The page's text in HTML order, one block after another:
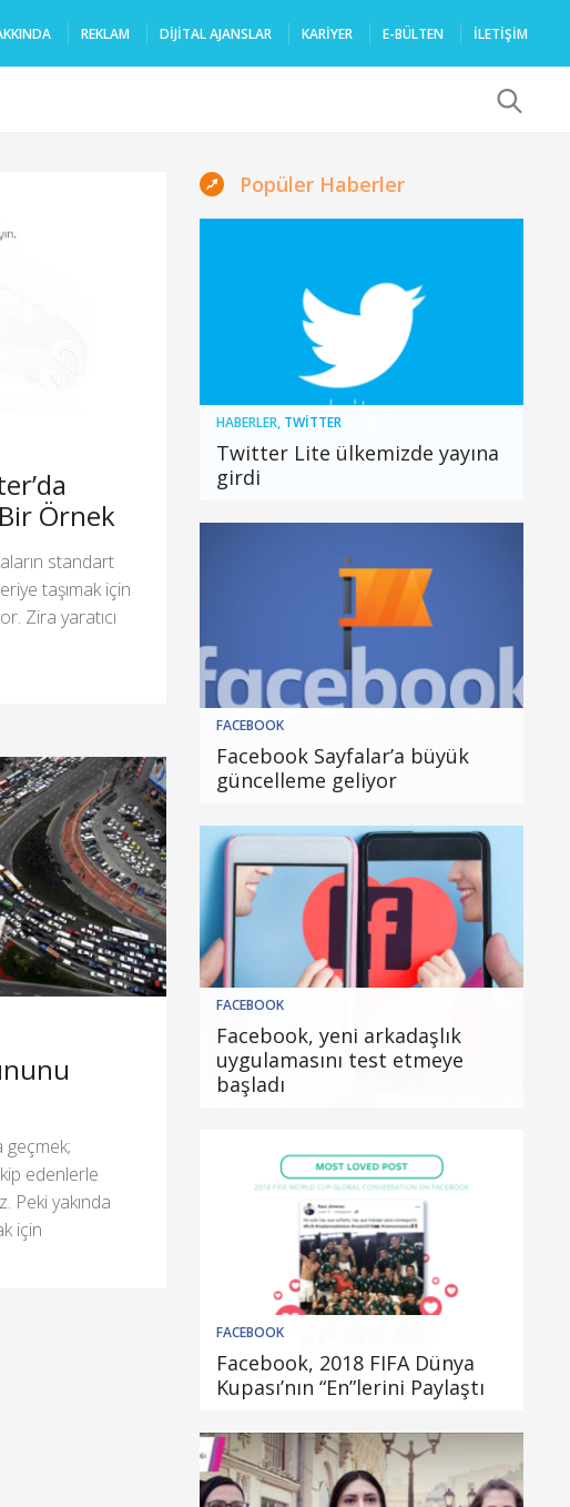
REKLAM DIJITAL AJANSLAR KARIYER E-BÜLTEN İLETİŞİM
Örnek
standart
taşımak için
Zira yaratıcı
geçmek;
edenlerle
Peki yakında
için
Popüler Haberler
HABERLER, TWITTER
Twitter Lite ülkemizde yayına
girdi
FACEBOOK
Facebook Sayfalar’a büyük
güncelleme geliyor
FACEBOOK
Facebook, yeni arkadaşlık
uygulamasını test etmeye
başladı
FACEBOOK
Facebook, 2018 FIFA Dünya
Kupası’nın “En”lerini Paylaştı